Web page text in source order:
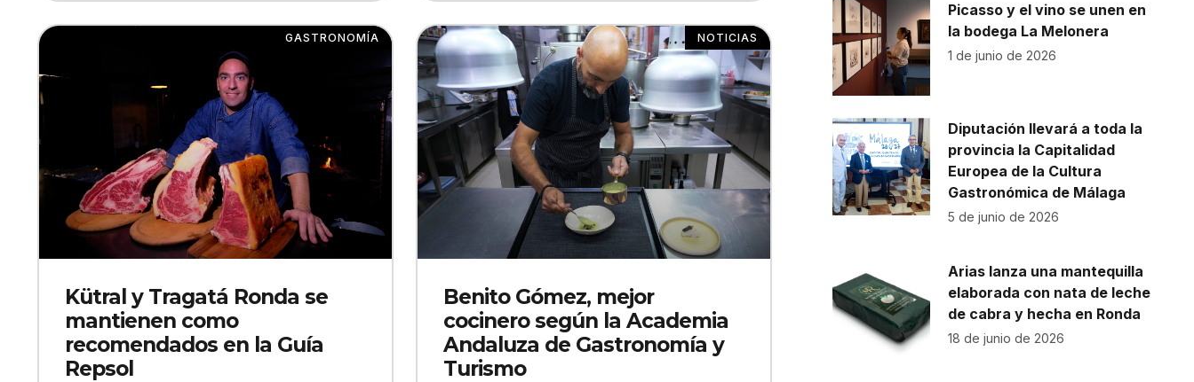
GASTRONOMÍA
Kütral y Tragatá Ronda se
mantienen como
recomendados en la Guía
Repsol
NOTICIAS
Benito Gómez, mejor
cocinero según la Academia
Andaluza de Gastronomía y
Turismo
Picasso y el vino se unen en
la bodega La Melonera
1 de junio de 2026
Diputación llevará a toda la
provincia la Capitalidad
Europea de la Cultura
Gastronómica de Málaga
5 de junio de 2026
Arias lanza una mantequilla
elaborada con nata de leche
de cabra y hecha en Ronda
18 de junio de 2026